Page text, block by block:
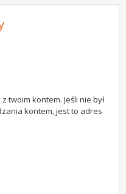
twoim kontem. Jeśli nie był
kontem, jest to adres